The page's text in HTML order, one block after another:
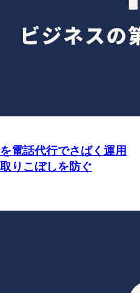
電話代行でさばく運用
りこぼしを防ぐ